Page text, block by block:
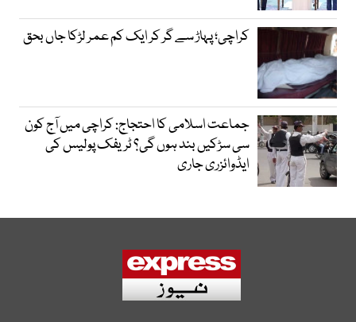
کراچی؛ پہاڑ سے گر کر ایک کم عمر لڑکا جاں بحق
جماعت اسلامی کا احتجاج: کراچی میں آج کون
سی سڑکیں بند ہوں گی؟ ٹریفک پولیس کی
ایڈوائزری جاری